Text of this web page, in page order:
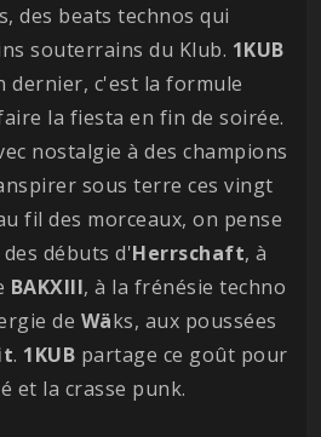
des beats technos qui
souterrains du Klub. 1KUB
dernier, c'est la formule
la fiesta en fin de soirée.
nostalgie à des champions
sous terre ces vingt
fil des morceaux, on pense
débuts d'Herrschaft, à
BAKXIII, à la frénésie techno
de Wäks, aux poussées
. 1KUB partage ce goût pour
et la crasse punk.